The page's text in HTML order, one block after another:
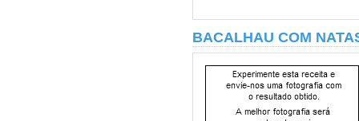
BACALHAU COM